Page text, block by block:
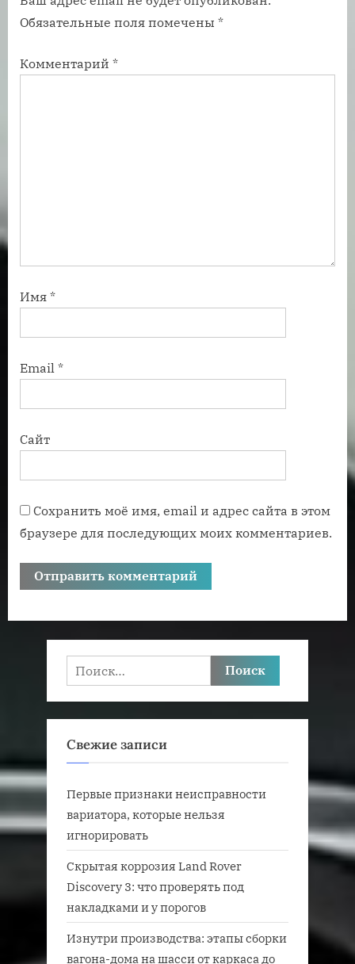
и
ь
и
ь
Обязательные поля помечены *
Комментарий *
Имя *
Email *
Сайт
Сохранить моё имя, email и адрес сайта в этом
браузере для последующих моих комментариев.
Найти:
Свежие записи
Первые признаки неисправности
вариатора, которые нельзя
игнорировать
Скрытая коррозия Land Rover
Discovery 3: что проверять под
накладками и у порогов
Изнутри производства: этапы сборки
вагона-дома на шасси от каркаса до